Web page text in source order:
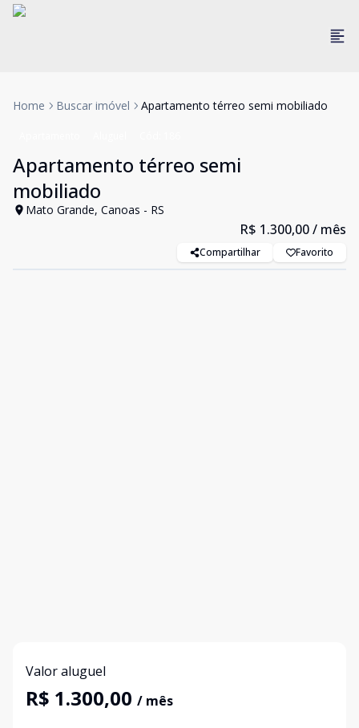
Home Buscar imóvel Apartamento térreo semi mobiliado
Apartamento térreo semi
mobiliado
Mato Grande, Canoas - RS
R$ 1.300,00/ mês
Compartilhar Favorito
Valor aluguel
R$ 1.300,00 / mês